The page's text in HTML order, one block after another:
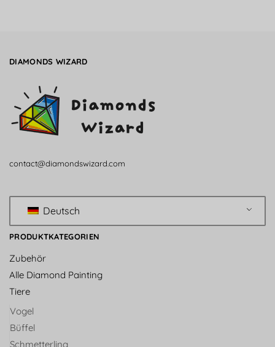
DIAMONDS WIZARD
contact@diamondswizard.com
Deutsch
PRODUKTKATEGORIEN
Zubehör
Alle Diamond Painting
Tiere
Vogel
Büffel
Schmetterling